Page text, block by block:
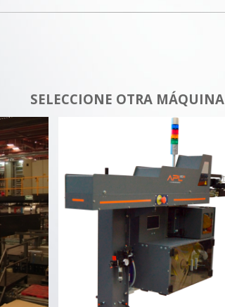
SELECCIONE OTRA MÁQUINA